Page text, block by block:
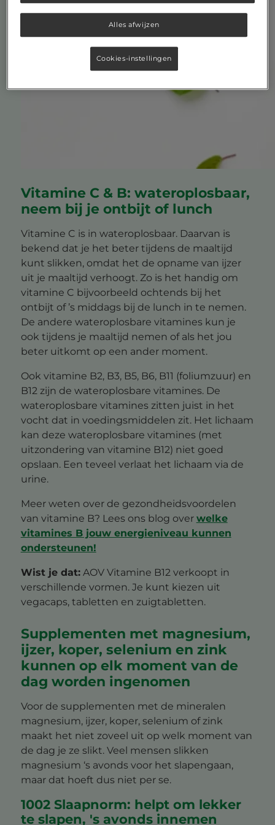
Vitamine C & B: wateroplosbaar,
neem bij je ontbijt of lunch
Vitamine C is in wateroplosbaar. Daarvan is
bekend dat je het beter tijdens de maaltijd
kunt slikken, omdat het de opname van ijzer
uit je maaltijd verhoogt. Zo is het handig om
vitamine C bijvoorbeeld ochtends bij het
ontbijt of ’s middags bij de lunch in te nemen.
De andere wateroplosbare vitamines kun je
ook tijdens je maaltijd nemen of als het jou
beter uitkomt op een ander moment.
Ook vitamine B2, B3, B5, B6, B11 (foliumzuur) en
B12 zijn de wateroplosbare vitamines. De
wateroplosbare vitamines zitten juist in het
vocht dat in voedingsmiddelen zit. Het lichaam
kan deze wateroplosbare vitamines (met
uitzondering van vitamine B12) niet goed
opslaan. Een teveel verlaat het lichaam via de
urine.
Meer weten over de gezondheidsvoordelen
van vitamine B? Lees ons blog over welke
vitamines B jouw energieniveau kunnen
ondersteunen!
Wist je dat:AOV Vitamine B12 verkoopt in
verschillende vormen. Je kunt kiezen uit
vegacaps, tabletten en zuigtabletten.
Supplementen met magnesium,
ijzer, koper, selenium en zink
kunnen op elk moment van de
dag worden ingenomen
Voor de supplementen met de mineralen
magnesium, ijzer, koper, selenium of zink
maakt het niet zoveel uit op welk moment van
de dag je ze slikt. Veel mensen slikken
magnesium ‘s avonds voor het slapengaan,
maar dat hoeft dus niet per se.
1002 Slaapnorm: helpt om lekker
te slapen, 's avonds innemen
Alles afwijzen
Cookies-instellingen